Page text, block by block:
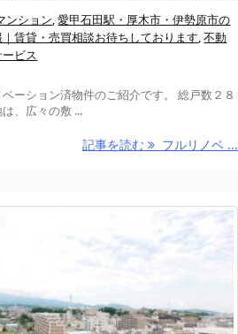
ンション ,愛甲石田駅・厚木市・伊勢原市の
賃貸・売買相談お待ちしております ,不動
ビス
ーション済物件のご紹介です。 総戸数２８
、広々の敷 ...
記事を読む フルリノベ ...